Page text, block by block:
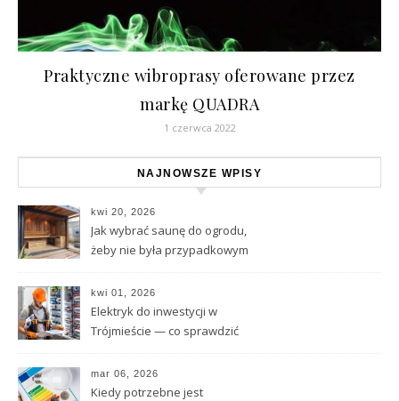
Praktyczne wibroprasy oferowane przez
markę QUADRA
1 czerwca 2022
NAJNOWSZE WPISY
kwi 20, 2026
Jak wybrać saunę do ogrodu,
żeby nie była przypadkowym
kwi 01, 2026
Elektryk do inwestycji w
Trójmieście — co sprawdzić
mar 06, 2026
Kiedy potrzebne jest